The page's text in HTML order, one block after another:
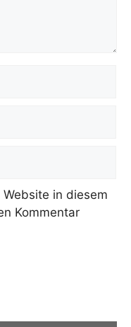
in diesem
Kommentar